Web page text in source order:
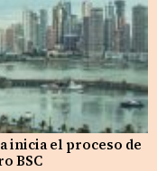
inicia el proceso de
BSC